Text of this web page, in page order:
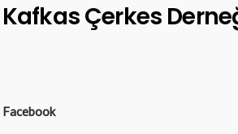
Kafkas Çerkes
Facebook